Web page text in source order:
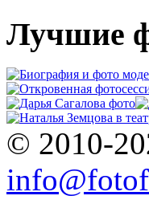
Лучшие
© 2010-